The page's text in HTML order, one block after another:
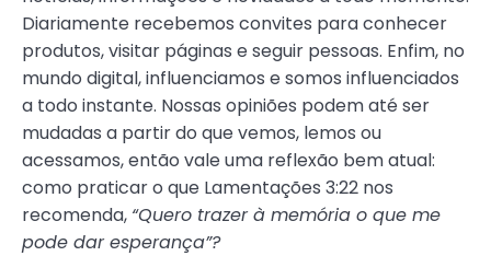
Diariamente recebemos convites para conhecer
produtos, visitar páginas e seguir pessoas. Enfim, no
mundo digital, influenciamos e somos influenciados
a todo instante. Nossas opiniões podem até ser
mudadas a partir do que vemos, lemos ou
acessamos, então vale uma reflexão bem atual:
como praticar o que Lamentações 3:22 nos
recomenda, “Quero trazer à memória o que me
pode dar esperança”?